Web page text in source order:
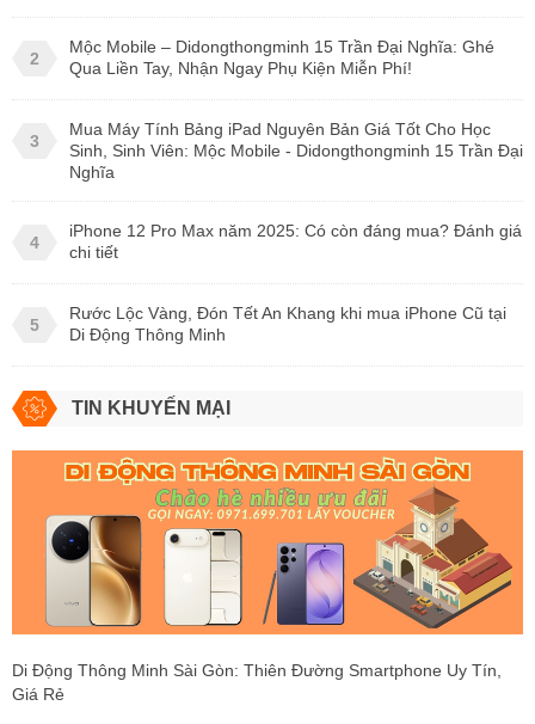
2
Mộc Mobile – Didongthongminh 15 Trần Đại Nghĩa: Ghé
Qua Liền Tay, Nhận Ngay Phụ Kiện Miễn Phí!
3
Mua Máy Tính Bảng iPad Nguyên Bản Giá Tốt Cho Học
Sinh, Sinh Viên: Mộc Mobile - Didongthongminh 15 Trần Đại
Nghĩa
4
iPhone 12 Pro Max năm 2025: Có còn đáng mua? Đánh giá
chi tiết
5
Rước Lộc Vàng, Đón Tết An Khang khi mua iPhone Cũ tại
Di Động Thông Minh
TIN KHUYẾN MẠI
Di Động Thông Minh Sài Gòn: Thiên Đường Smartphone Uy Tín,
Giá Rẻ